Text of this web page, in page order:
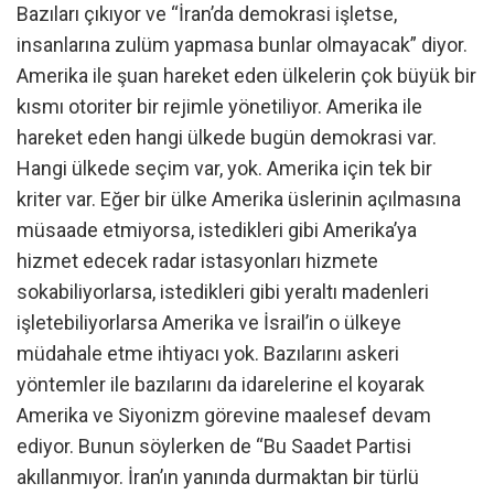
Bazıları çıkıyor ve “İran’da demokrasi işletse,
insanlarına zulüm yapmasa bunlar olmayacak” diyor.
Amerika ile şuan hareket eden ülkelerin çok büyük bir
kısmı otoriter bir rejimle yönetiliyor. Amerika ile
hareket eden hangi ülkede bugün demokrasi var.
Hangi ülkede seçim var, yok. Amerika için tek bir
kriter var. Eğer bir ülke Amerika üslerinin açılmasına
müsaade etmiyorsa, istedikleri gibi Amerika’ya
hizmet edecek radar istasyonları hizmete
sokabiliyorlarsa, istedikleri gibi yeraltı madenleri
işletebiliyorlarsa Amerika ve İsrail’in o ülkeye
müdahale etme ihtiyacı yok. Bazılarını askeri
yöntemler ile bazılarını da idarelerine el koyarak
Amerika ve Siyonizm görevine maalesef devam
ediyor. Bunun söylerken de “Bu Saadet Partisi
akıllanmıyor. İran’ın yanında durmaktan bir türlü